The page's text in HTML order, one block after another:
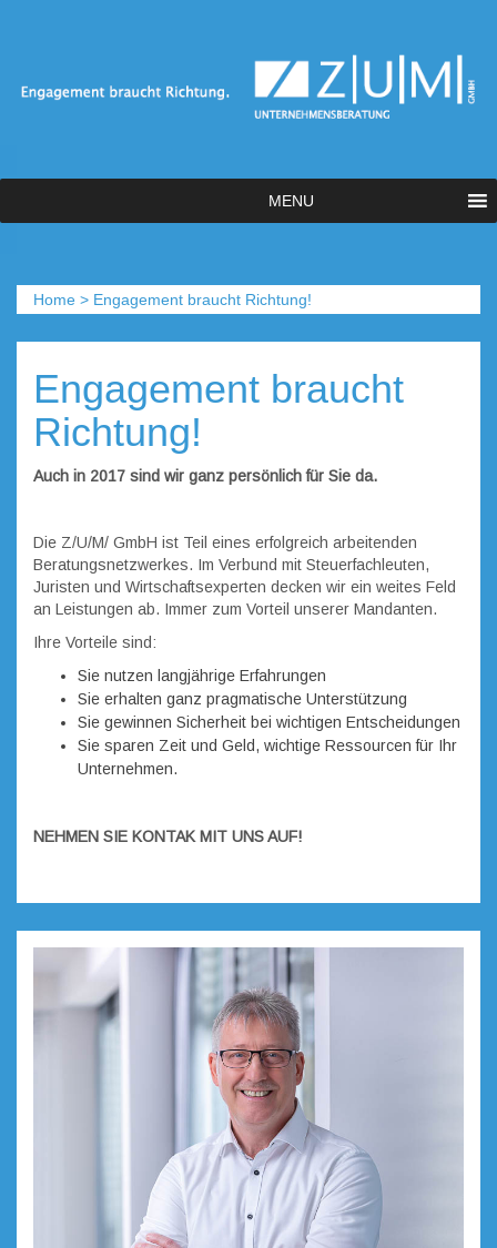
MENU
Home > Engagement braucht Richtung!
Engagement braucht
Richtung!
Auch in 2017 sind wir ganz persönlich für Sie da.
Die Z/U/M/ GmbH ist Teil eines erfolgreich arbeitenden
Beratungsnetzwerkes. Im Verbund mit Steuerfachleuten,
Juristen und Wirtschaftsexperten decken wir ein weites Feld
an Leistungen ab. Immer zum Vorteil unserer Mandanten.
Ihre Vorteile sind:
Sie nutzen langjährige Erfahrungen
Sie erhalten ganz pragmatische Unterstützung
Sie gewinnen Sicherheit bei wichtigen Entscheidungen
Sie sparen Zeit und Geld, wichtige Ressourcen für Ihr
Unternehmen.
NEHMEN SIE KONTAK MIT UNS AUF!